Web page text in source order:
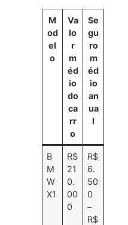
M
od
el
o
Va
lo
r
m
éd
io
do
ca
rr
o
Se
gu
ro
m
éd
io
an
ua
l
B
M
W
X1
R$
21
0.
00
0
R$
6.
50
0
–
R$